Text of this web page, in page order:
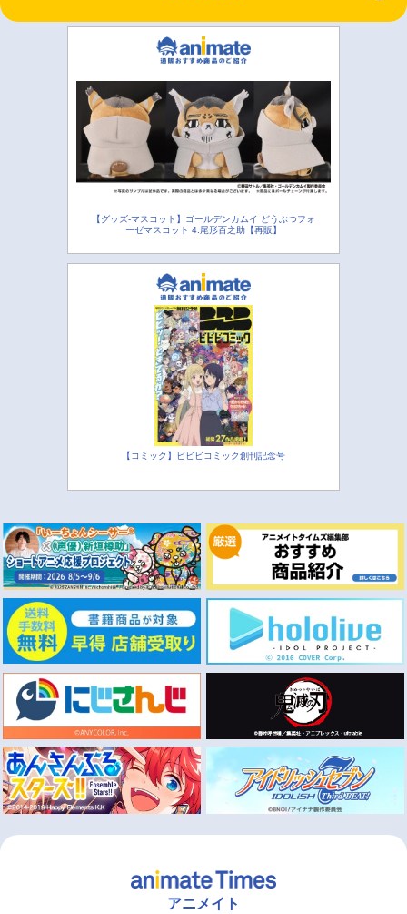
【グッズ-マスコット】ゴールデンカムイ どうぶつフォ
ーゼマスコット 4.尾形百之助【再販】
【コミック】ビビビコミック創刊記念号
アニメイト